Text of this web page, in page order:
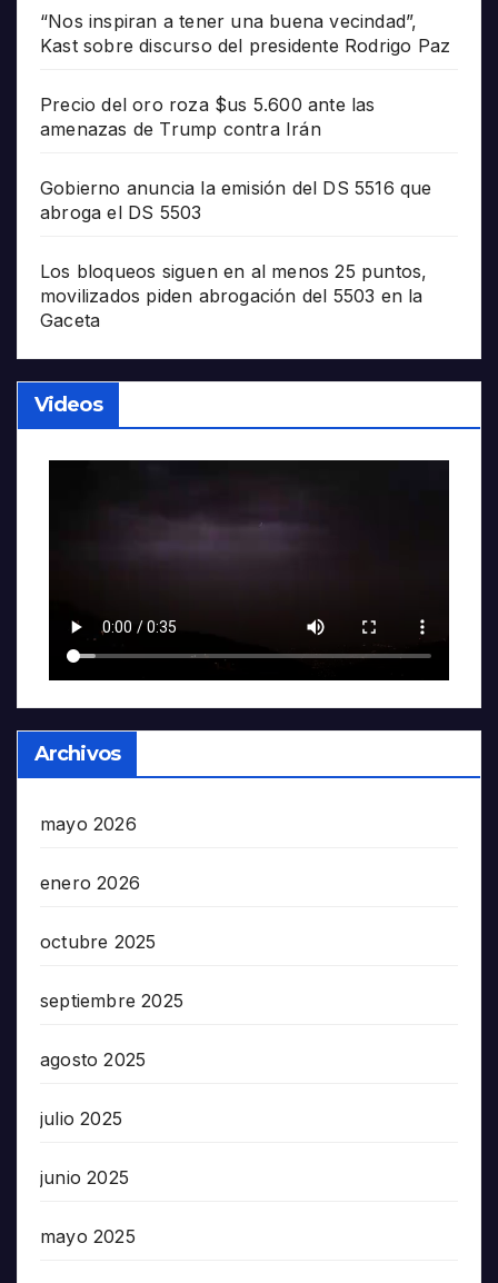
“Nos inspiran a tener una buena vecindad”,
Kast sobre discurso del presidente Rodrigo Paz
Precio del oro roza $us 5.600 ante las
amenazas de Trump contra Irán
Gobierno anuncia la emisión del DS 5516 que
abroga el DS 5503
Los bloqueos siguen en al menos 25 puntos,
movilizados piden abrogación del 5503 en la
Gaceta
Videos
Archivos
mayo 2026
enero 2026
octubre 2025
septiembre 2025
agosto 2025
julio 2025
junio 2025
mayo 2025